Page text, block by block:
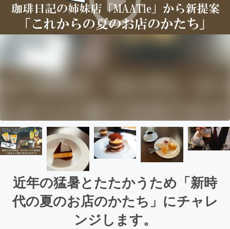
近年の猛暑とたたかうため「新時
代の夏のお店のかたち」にチャレ
ンジします。